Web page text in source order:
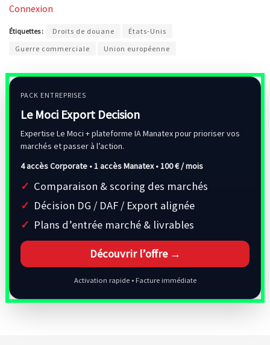
Connexion
Étiquettes : Droits de douane
États-Unis
Guerre commerciale
Union européenne
PACK ENTREPRISES
Le Moci Export Decision
Expertise Le Moci + plateforme IA Manatex pour prioriser vos
marchés et passer à l’action.
4 accès Corporate • 1 accès Manatex •100 € / mois
Comparaison & scoring des marchés
Décision DG / DAF / Export alignée
Plans d’entrée marché & livrables
Découvrir l’offre →
Activation rapide • Facture immédiate